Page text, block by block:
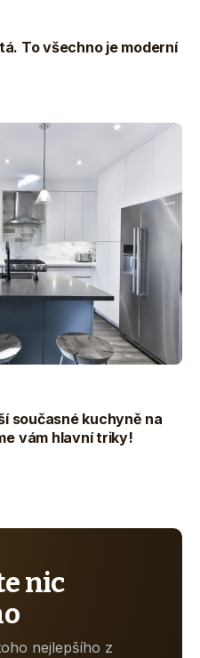
To všechno je moderní
současné kuchyně na
vám hlavní triky!
nic
nejlepšího z